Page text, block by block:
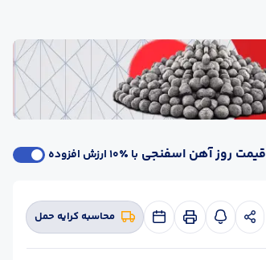
قیمت روز آهن اسفنجی با ٪۱۰ ارزش افزوده
محاسبه کرایه حمل